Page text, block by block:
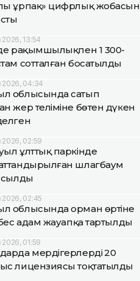
ұрпақ» цифрлық жобасын
2026, 13:54
рақымшылықпен 1 300-
сотталған босатылды
2026, 04:34
облысында сатып
жер теліміне бөтен дүкен
2026, 02:59
ұлттық паркінде
шлагбаум
2026, 02:45
облысында орман өртіне
бес адам жауапқа тартылды
2026, 01:59
мердігерлердің 20
лицензиясы тоқтатылды